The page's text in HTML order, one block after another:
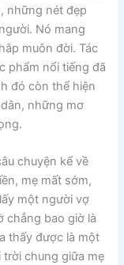
những nét đẹp
Nó mang
muôn đời. Tác
phẩm nổi tiếng đã
đó còn thể hiện
những mơ
chuyện kể về
mẹ mất sớm,
một người vợ
chẳng bao giờ là
thấy được là một
chung giữa mẹ